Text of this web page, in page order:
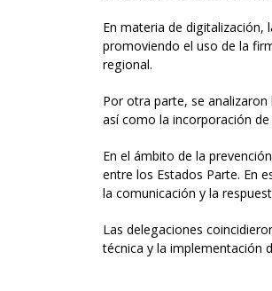
En materia de digitalización,
promoviendo el uso de la
regional.
Por otra parte, se
así como la incorporación
En el ámbito de la
entre los Estados Parte. En
la comunicación y la
Las delegaciones
técnica y la implementación